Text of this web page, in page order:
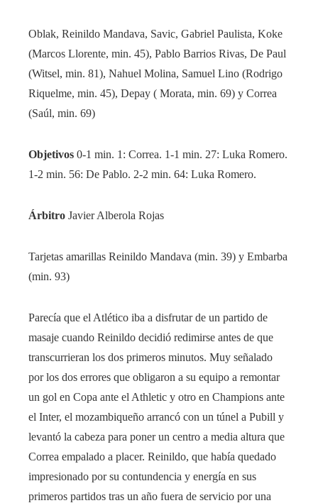
Oblak, Reinildo Mandava, Savic, Gabriel Paulista, Koke
(Marcos Llorente, min. 45), Pablo Barrios Rivas, De Paul
(Witsel, min. 81), Nahuel Molina, Samuel Lino (Rodrigo
Riquelme, min. 45), Depay ( Morata, min. 69) y Correa
(Saúl, min. 69)
Objetivos 0-1 min. 1: Correa. 1-1 min. 27: Luka Romero.
1-2 min. 56: De Pablo. 2-2 min. 64: Luka Romero.
Árbitro Javier Alberola Rojas
Tarjetas amarillas Reinildo Mandava (min. 39) y Embarba
(min. 93)
Parecía que el Atlético iba a disfrutar de un partido de
masaje cuando Reinildo decidió redimirse antes de que
transcurrieran los dos primeros minutos. Muy señalado
por los dos errores que obligaron a su equipo a remontar
un gol en Copa ante el Athletic y otro en Champions ante
el Inter, el mozambiqueño arrancó con un túnel a Pubill y
levantó la cabeza para poner un centro a media altura que
Correa empalado a placer. Reinildo, que había quedado
impresionado por su contundencia y energía en sus
primeros partidos tras un año fuera de servicio por una